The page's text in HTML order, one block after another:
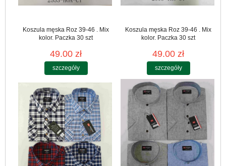
Koszula męska Roz 39-46 . Mix
kolor. Paczka 30 szt
49.00 zł
szczegóły
Koszula męska Roz 39-46 . Mix
kolor. Paczka 30 szt
49.00 zł
szczegóły